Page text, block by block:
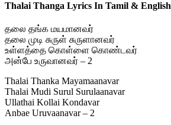
Thalai Thanga Lyrics In Tamil & English
தலை தங்க மயமானவர்
தலை முடி சுருள் சுருளானவர்
உள்ளத்தை கொள்ளை கொண்டவர்
அன்பே உருவானவர் – 2
Thalai Thanka Mayamaanavar
Thalai Mudi Surul Surulaanavar
Ullathai Kollai Kondavar
Anbae Uruvaanavar – 2